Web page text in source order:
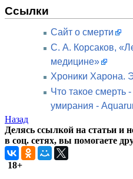
Ссылки
Сайт о смерти
С. А. Корсаков,
медицине»
Хроники Харона.
Что такое смерть
умирания -
Назад
Делясь ссылкой на статьи и
в соц. сетях, вы помогаете
18+